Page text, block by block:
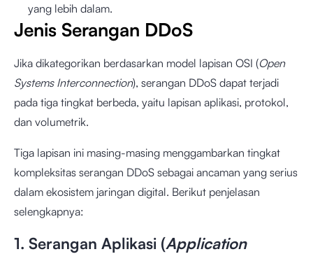
yang lebih dalam.
Jenis Serangan DDoS
Jika dikategorikan berdasarkan model lapisan OSI (Open
Systems Interconnection), serangan DDoS dapat terjadi
pada tiga tingkat berbeda, yaitu lapisan aplikasi, protokol,
dan volumetrik.
Tiga lapisan ini masing-masing menggambarkan tingkat
kompleksitas serangan DDoS sebagai ancaman yang serius
dalam ekosistem jaringan digital. Berikut penjelasan
selengkapnya:
1. Serangan Aplikasi (Application